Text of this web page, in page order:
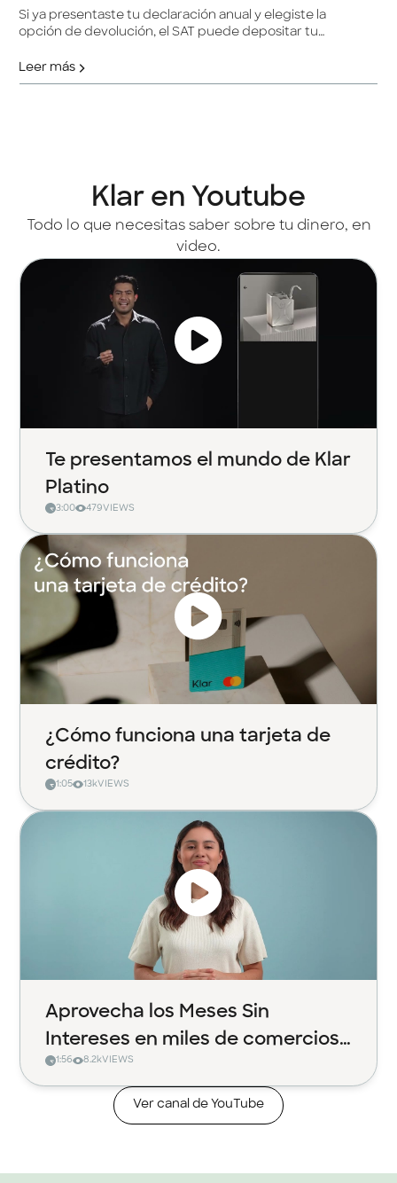
Si ya presentaste tu declaración anual y elegiste la
opción de devolución, el SAT puede depositar tu
necesitas saber.
Leer más
Klar en Youtube
Todo lo que necesitas saber sobre tu dinero, en
video.
Te presentamos el mundo de Klar
Platino
3:00 479VIEWS
¿Cómo funciona una tarjeta de
crédito?
1:05 13kVIEWS
Aprovecha los Meses Sin
Intereses en miles de comercios
con Klar
1:56 8.2kVIEWS
Ver canal de YouTube